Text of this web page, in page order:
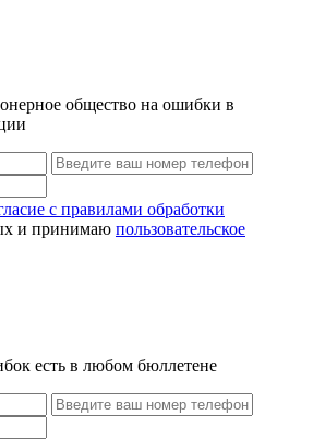
общество на ошибки в
с правилами обработки
и принимаю пользовательское
есть в любом бюллетене